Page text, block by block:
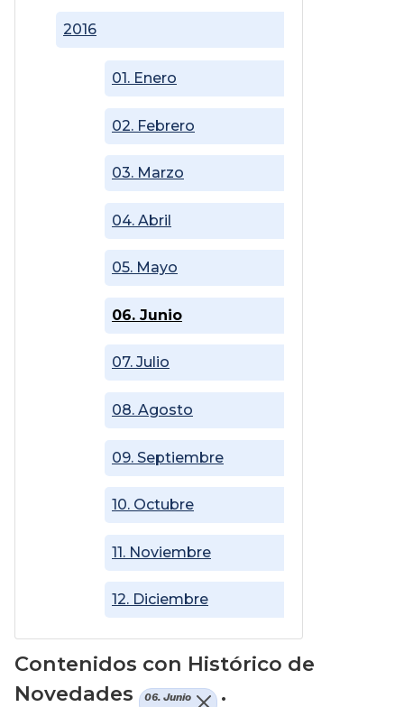
2016
01. Enero
02. Febrero
03. Marzo
04. Abril
05. Mayo
06. Junio
07. Julio
08. Agosto
09. Septiembre
10. Octubre
11. Noviembre
12. Diciembre
Contenidos con Histórico de
Novedades
06. Junio .